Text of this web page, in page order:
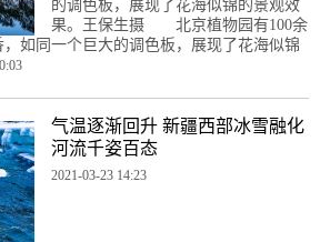
的调色板，展现了花海似锦的景观效
果。王保生摄 北京植物园有100余
如同一个巨大的调色板，展现了花海似锦
气温逐渐回升 新疆西部冰雪融化
河流千姿百态
2021-03-23 14:23